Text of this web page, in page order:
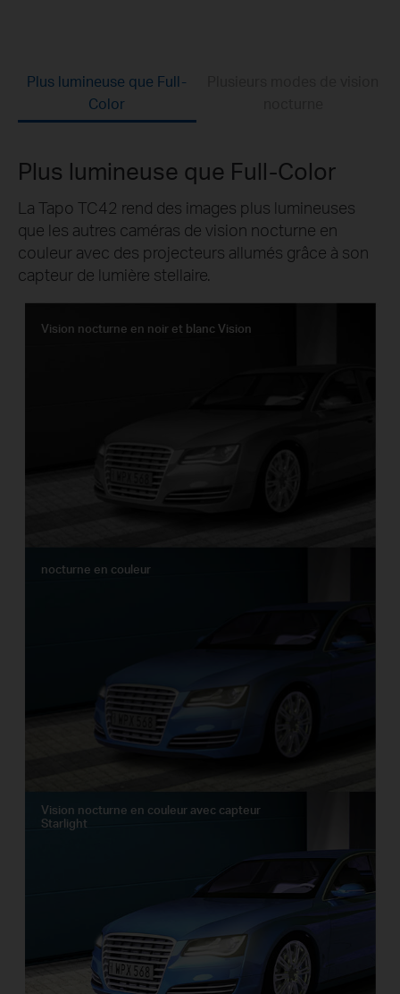
Plus lumineuse que Full-
Color
Plus lumineuse que Full-Color
La Tapo TC42 rend des images plus lumineuses
que les autres caméras de vision nocturne en
couleur avec des projecteurs allumés grâce à son
capteur de lumière stellaire.
Vision nocturne en noir et blanc Vision
nocturne en couleur
Vision nocturne en couleur avec capteur
Starlight